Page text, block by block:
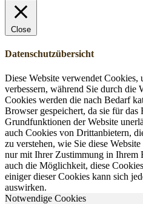
Close
Datenschutzübersicht
Diese Website verwendet Cookies,
verbessern, während Sie durch die
Cookies werden die nach Bedarf
Browser gespeichert, da sie für das
Grundfunktionen der Website
auch Cookies von Drittanbietern,
zu verstehen, wie Sie diese
nur mit Ihrer Zustimmung in Ihrem
auch die Möglichkeit, diese
einiger dieser Cookies kann sich
auswirken.
Notwendige Cookies